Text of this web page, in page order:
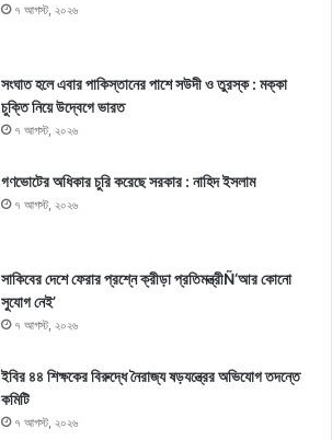
৭ আগস্ট, ২০২৬
সংঘাত হলে এবার পাকিস্তানের পাশে সউদী ও তুরস্ক : মক্কা
চুক্তি নিয়ে উদ্বেগে ভারত
৭ আগস্ট, ২০২৬
গণভোটের অধিকার চুরি করেছে সরকার : নাহিদ ইসলাম
৭ আগস্ট, ২০২৬
সাকিবের দেশে ফেরার প্রশ্নে ক্রীড়া প্রতিমন্ত্রীÑ‘আর কোনো
সুযোগ নেই’
৭ আগস্ট, ২০২৬
ইবির ৪৪ শিক্ষকের বিরুদ্ধে নৈরাজ্য ষড়যন্ত্রের অভিযোগ তদন্তে
কমিটি
৭ আগস্ট, ২০২৬